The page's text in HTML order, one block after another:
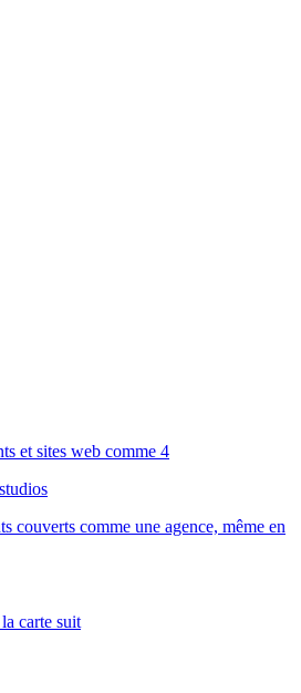
et sites web comme 4
couverts comme une agence, même en
carte suit